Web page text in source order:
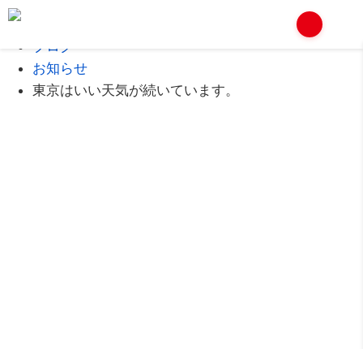
ブログ
お知らせ
東京はいい天気が続いています。